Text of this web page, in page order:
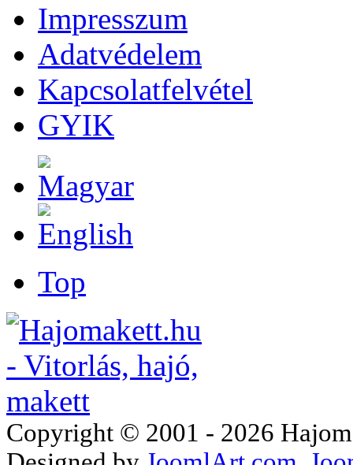
Impresszum
Adatvédelem
Kapcsolatfelvétel
GYIK
Top
Copyright © 2001 - 2026